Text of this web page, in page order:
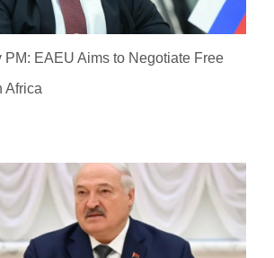
PM: EAEU Aims to Negotiate Free
Africa